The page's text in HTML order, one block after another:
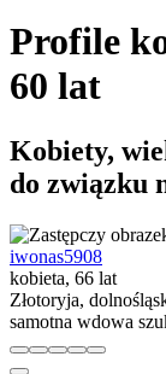
Profile
60 lat
Kobiety,
do związku
iwonas5908
kobieta, 66 lat
Złotoryja,
samotna wdowa